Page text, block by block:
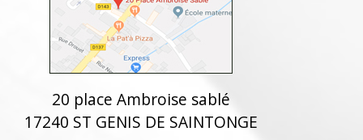
20 place Ambroise sablé
17240 ST GENIS DE SAINTONGE